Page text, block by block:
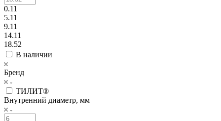
0.11
5.11
9.11
14.11
18.52
В наличии
Бренд
ТИЛИТ®
Внутренний диаметр, мм